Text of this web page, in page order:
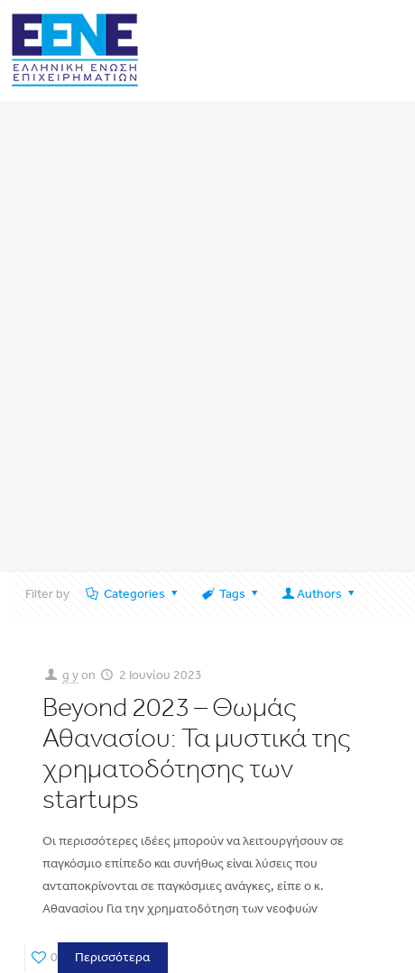
Filter by Categories Tags Authors
g y on 2 Ιουνίου 2023
Beyond 2023 – Θωμάς
Αθανασίου: Τα μυστικά της
χρηματοδότησης των
startups
Οι περισσότερες ιδέες μπορούν να λειτουργήσουν σε
παγκόσμιο επίπεδο και συνήθως είναι λύσεις που
ανταποκρίνονται σε παγκόσμιες ανάγκες, είπε ο κ.
Αθανασίου Για την χρηματοδότηση των νεοφυών
0 Περισσότερα